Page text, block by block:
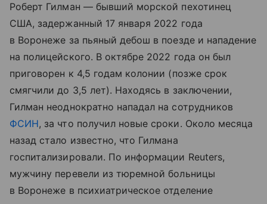
Роберт Гилман — бывший морской пехотинец
США, задержанный 17 января 2022 года
в Воронеже за пьяный дебош в поезде и нападение
на полицейского. В октябре 2022 года он был
приговорен к 4,5 годам колонии (позже срок
смягчили до 3,5 лет). Находясь в заключении,
Гилман неоднократно нападал на сотрудников
ФСИН, за что получил новые сроки. Около месяца
назад стало известно, что Гилмана
госпитализировали. По информации Reuters,
мужчину перевели из тюремной больницы
в Воронеже в психиатрическое отделение